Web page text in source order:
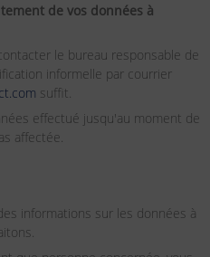
de vos données à
le bureau responsable de
informelle par courrier
suffit.
effectué jusqu'au moment de
affectée.
informations sur les données à